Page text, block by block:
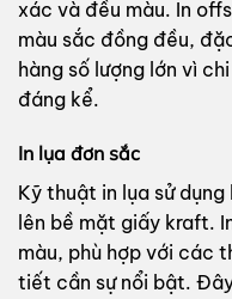
xác và đều màu. In
màu sắc đồng đều,
hàng số lượng lớn vì
đáng kể.
In lụa đơn sắc
Kỹ thuật in lụa sử
lên bề mặt giấy kraft.
màu, phù hợp với các
tiết cần sự nổi bật.